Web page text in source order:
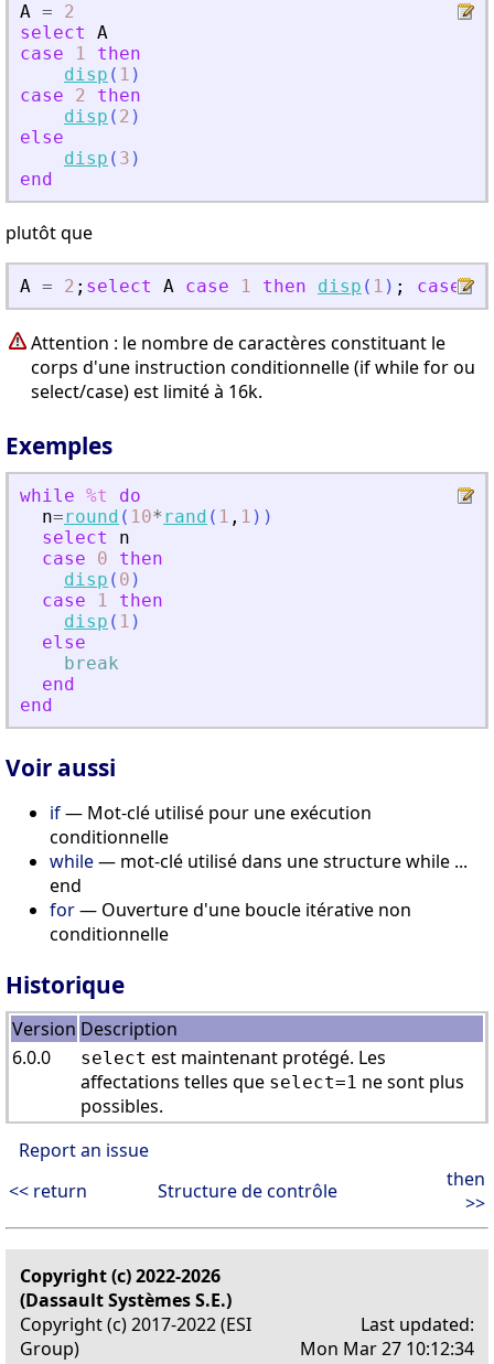
A =
2
select
A
case
1
then
disp ( 1 )
case
2
then
disp ( 2 )
else
disp ( 3 )
end
plutôt que
A = 2 ; select A case 1 then disp ( 1 ) ; case 2
Attention : le nombre de caractères constituant le
corps d'une instruction conditionnelle (if while for ou
select/case) est limité à 16k.
Exemples
while %t
do
n=round ( 10* rand ( 1 , 1 ) )
select
n
case
0
then
disp ( 0 )
case
1
then
disp ( 1 )
else
break
end
end
Voir aussi
if— Mot-clé utilisé pour une exécution
conditionnelle
while— mot-clé utilisé dans une structure while ...
end
for— Ouverture d'une boucle itérative non
conditionnelle
Historique
Version Description
6.0.0
select est maintenant protégé. Les
affectations telles que select=1 ne sont plus
possibles.
Report an issue
<< return
Structure de contrôle
then
>>
Copyright (c) 2022-2026
(Dassault Systèmes S.E.)
Copyright (c) 2017-2022 (ESI
Group)
Last updated:
Mon Mar 27 10:12:34